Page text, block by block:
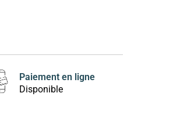
Paiement en ligne
Disponible